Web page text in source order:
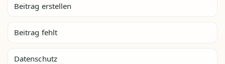
Beitrag erstellen
Beitrag fehlt
Datenschutz